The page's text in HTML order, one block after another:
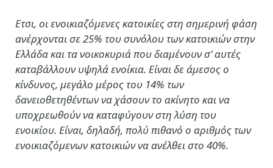
Ετσι, οι ενοικιαζόμενες κατοικίες στη σημερινή φάση
ανέρχονται σε 25% του συνόλου των κατοικιών στην
Ελλάδα και τα νοικοκυριά που διαμένουν σ’ αυτές
καταβάλλουν υψηλά ενοίκια. Είναι δε άμεσος ο
κίνδυνος, μεγάλο μέρος του 14% των
δανειοθετηθέντων να χάσουν το ακίνητο και να
υποχρεωθούν να καταφύγουν στη λύση του
ενοικίου. Είναι, δηλαδή, πολύ πιθανό ο αριθμός των
ενοικιαζόμενων κατοικιών να ανέλθει στο 40%.